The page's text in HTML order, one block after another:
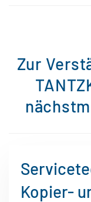
Zur
Kopier-